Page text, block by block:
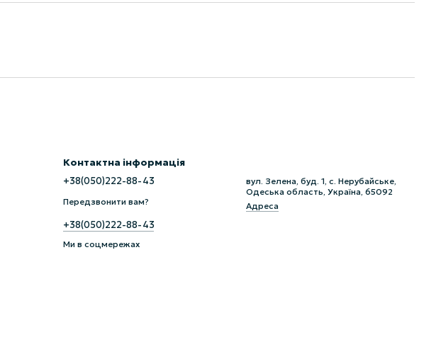
Контактна інформація
+38(050)222-88-43
Передзвонити вам?
+38(050)222-88-43
вул. Зелена, буд. 1, с. Нерубайське,
Одеська область, Україна, 65092
Адреса
Ми в соцмережах